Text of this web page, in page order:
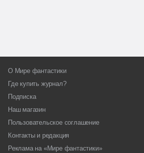
О Мире фантастики
Где купить журнал?
Подписка
Наш магазин
Пользовательское соглашение
Контакты и редакция
Реклама на «Мире фантастики»